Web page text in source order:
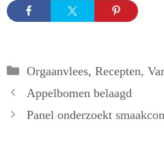
Categorieën
Orgaanvlees, Recepten,
Appelbomen belaagd
Panel onderzoekt